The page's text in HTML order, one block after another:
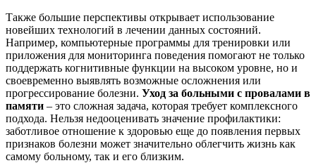
Также большие перспективы открывает использование
новейших технологий в лечении данных состояний.
Например, компьютерные программы для тренировки или
приложения для мониторинга поведения помогают не только
поддержать когнитивные функции на высоком уровне, но и
своевременно выявлять возможные осложнения или
прогрессирование болезни. Уход за больными с провалами в
памяти – это сложная задача, которая требует комплексного
подхода. Нельзя недооценивать значение профилактики:
заботливое отношение к здоровью еще до появления первых
признаков болезни может значительно облегчить жизнь как
самому больному, так и его близким.